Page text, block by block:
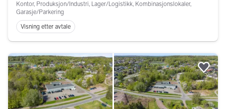
Kontor, Produksjon/Industri, Lager/Logistikk, Kombinasjonslokaler,
Garasje/Parkering
Visning etter avtale